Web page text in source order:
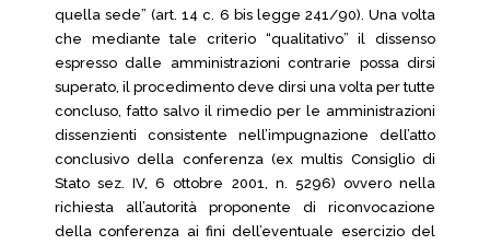
quella sede” (art. 14 c. 6 bis legge 241/90). Una volta
che mediante tale criterio “qualitativo” il dissenso
espresso dalle amministrazioni contrarie possa dirsi
superato, il procedimento deve dirsi una volta per tutte
concluso, fatto salvo il rimedio per le amministrazioni
dissenzienti consistente nell’impugnazione dell’atto
conclusivo della conferenza (ex multis Consiglio di
Stato sez. IV, 6 ottobre 2001, n. 5296) ovvero nella
richiesta all’autorità proponente di riconvocazione
della conferenza ai fini dell’eventuale esercizio del